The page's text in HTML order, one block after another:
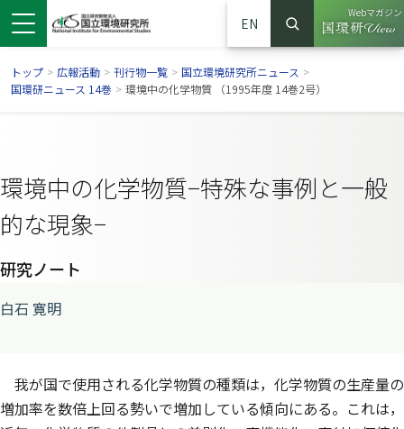
ウで開きます）
ンドウで開きます）
ウインドウで開きます）
EN
サイト内検索
検索
Webマガジン
（別ウイ
トップ > 広報活動 > 刊行物一覧 > 国立環境研究所ニュース >
国環研ニュース 14巻 > 環境中の化学物質 （1995年度 14巻2号）
環境中の化学物質−特殊な事例と一般
的な現象−
研究ノート
白石 寛明
我が国で使用される化学物質の種類は，化学物質の生産量の
増加率を数倍上回る勢いで増加している傾向にある。これは，